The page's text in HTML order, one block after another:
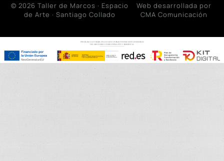
© 2026 Taller de Marcos · Espacio
de Arte · Santiago Collado
Web desarrollada por
CMA Comunicación